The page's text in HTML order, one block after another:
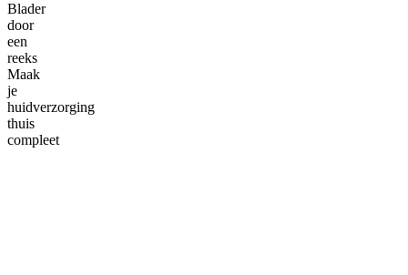
Blader
door
een
reeks
Maak
je
huidverzorging
thuis
compleet